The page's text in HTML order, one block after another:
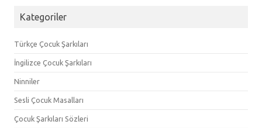
Kategoriler
Türkçe Çocuk Şarkıları
İngilizce Çocuk Şarkıları
Ninniler
Sesli Çocuk Masalları
Çocuk Şarkıları Sözleri